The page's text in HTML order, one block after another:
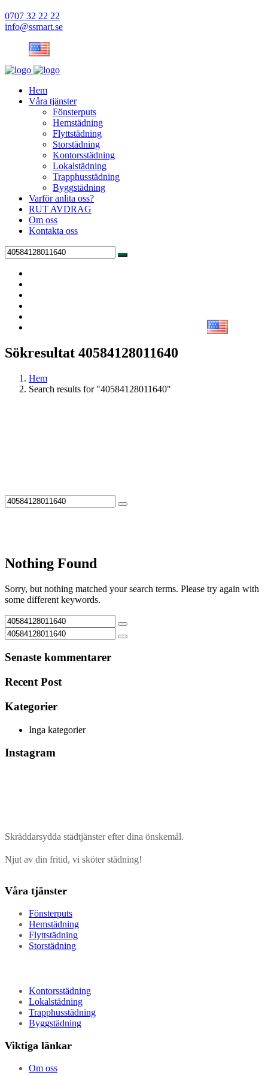
0707 32 22 22
info@ssmart.se
Hem
Våra tjänster
Fönsterputs
Hemstädning
Flyttstädning
Storstädning
Kontorsstädning
Lokalstädning
Trapphusstädning
Byggstädning
Varför anlita oss?
RUT AVDRAG
Om oss
Kontakta oss
Sökresultat 40584128011640
Hem
Search results for "40584128011640"
Nothing Found
Sorry, but nothing matched your search terms. Please try again with
some different keywords.
Senaste kommentarer
Recent Post
Kategorier
Inga kategorier
Instagram
Skräddarsydda städtjänster efter dina önskemål.
Njut av din fritid, vi sköter städning!
Våra tjänster
Fönsterputs
Hemstädning
Flyttstädning
Storstädning
Kontorsstädning
Lokalstädning
Trapphusstädning
Byggstädning
Viktiga länkar
Om oss